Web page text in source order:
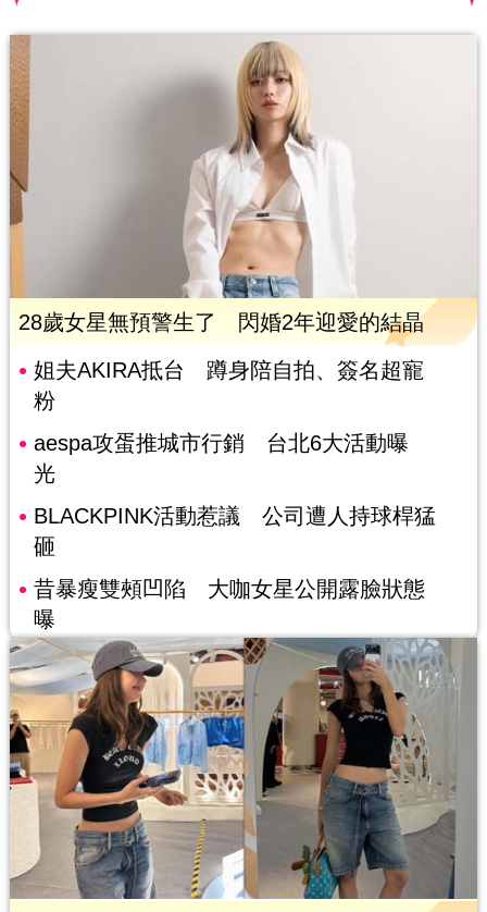
28歲女星無預警生了 閃婚2年迎愛的結晶
姐夫AKIRA抵台 蹲身陪自拍、簽名超寵
粉
aespa攻蛋推城市行銷 台北6大活動曝
光
BLACKPINK活動惹議 公司遭人持球桿猛
砸
昔暴瘦雙頰凹陷 大咖女星公開露臉狀態
曝